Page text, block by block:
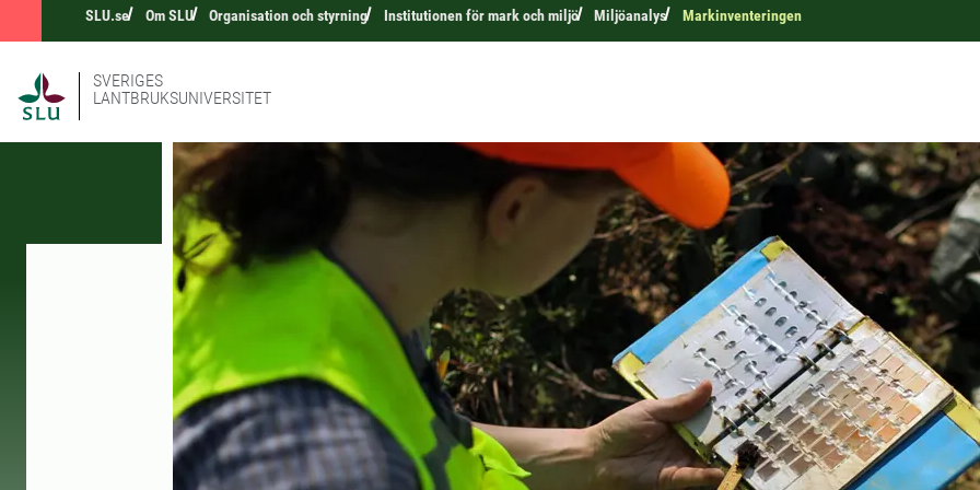
SLU.se Om SLU Organisation och styrning Institutionen för mark och miljö Miljöanalys Markinventeringen
SVERIGES
LANTBRUKSUNIVERSITET